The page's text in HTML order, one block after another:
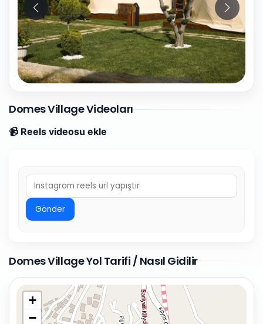
Domes Village Videoları
📹 Reels videosu ekle
Gönder
Domes Village Yol Tarifi / Nasıl Gidilir
+
−